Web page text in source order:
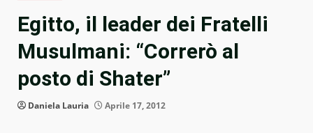
Egitto, il leader dei Fratelli
Musulmani: “Correrò al
posto di Shater”
Daniela Lauria Aprile 17, 2012